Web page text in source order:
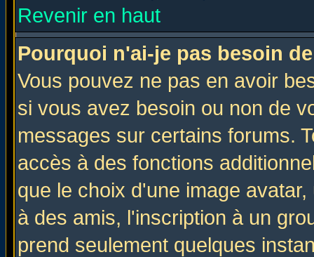
Revenir en haut
Pourquoi n'ai-je pas besoin
Vous pouvez ne pas en avoir
si vous avez besoin ou non de
messages sur certains forums.
accès à des fonctions
que le choix d'une image
à des amis, l'inscription à un
prend seulement quelques